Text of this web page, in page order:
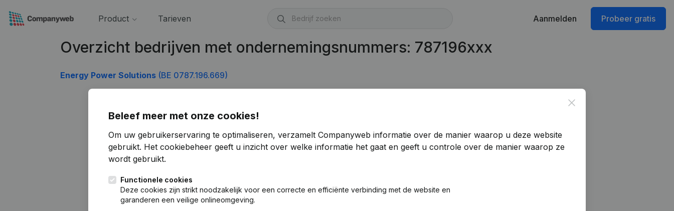
Product Tarieven Aanmelden Probeer gratis
Overzicht bedrijven met ondernemingsnummers: 787196xxx
Energy Power Solutions (BE 0787.196.669)
Close
Beleef meer met onze cookies!
Om uw gebruikerservaring te optimaliseren, verzamelt Companyweb informatie over de manier waarop u deze website
gebruikt. Het cookiebeheer geeft u inzicht over welke informatie het gaat en geeft u controle over de manier waarop ze
wordt gebruikt.
Functionele cookies
Deze cookies zijn strikt noodzakelijk voor een correcte en efficiënte verbinding met de website en
garanderen een veilige onlineomgeving.